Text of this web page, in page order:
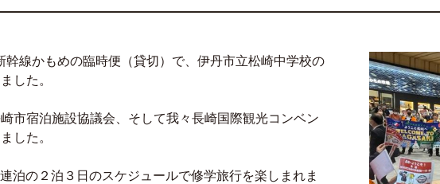
線かもめの臨時便（貸切）で、伊丹市立松崎中学校の
した。
市宿泊施設協議会、そして我々長崎国際観光コンベン
した。
泊の２泊３日のスケジュールで修学旅行を楽しまれま